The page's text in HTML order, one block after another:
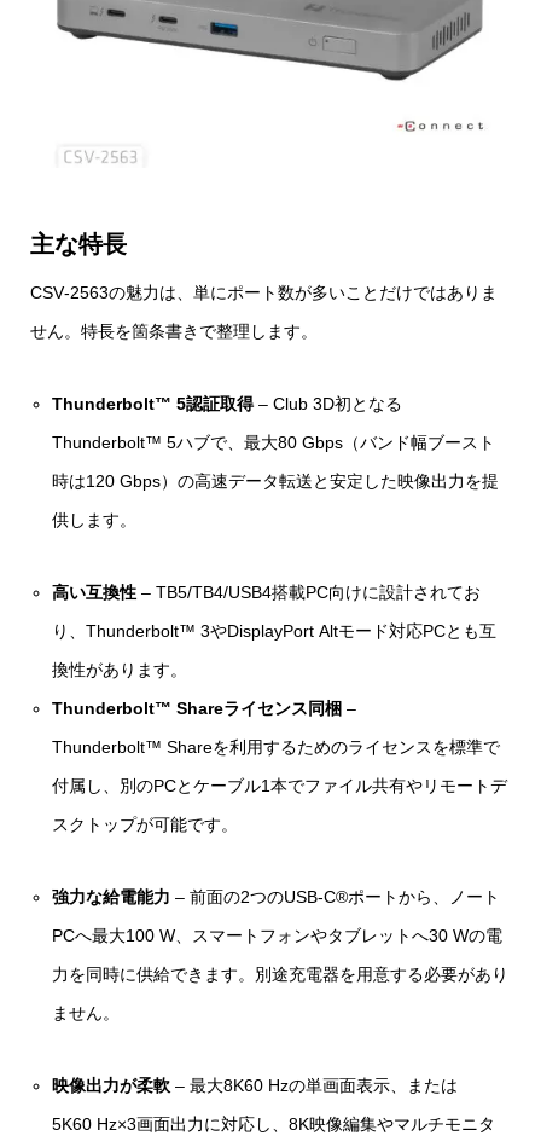
主な特長
CSV‑2563の魅力は、単にポート数が多いことだけではありま
せん。特長を箇条書きで整理します。
Thunderbolt™ 5認証取得– Club 3D初となる
Thunderbolt™ 5ハブで、最大80 Gbps（バンド幅ブースト
時は120 Gbps）の高速データ転送と安定した映像出力を提
供します。
高い互換性 – TB5/TB4/USB4搭載PC向けに設計されてお
り、Thunderbolt™ 3やDisplayPort Altモード対応PCとも互
換性があります。
Thunderbolt™ Shareライセンス同梱 –
Thunderbolt™ Shareを利用するためのライセンスを標準で
付属し、別のPCとケーブル1本でファイル共有やリモートデ
スクトップが可能です。
強力な給電能力 – 前面の2つのUSB‑C®ポートから、ノート
PCへ最大100 W、スマートフォンやタブレットへ30 Wの電
力を同時に供給できます。別途充電器を用意する必要があり
ません。
映像出力が柔軟 – 最大8K60 Hzの単画面表示、または
5K60 Hz×3画面出力に対応し、8K映像編集やマルチモニタ